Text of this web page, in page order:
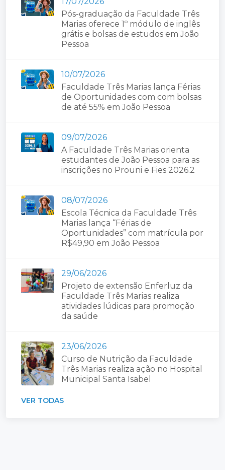
Pós-graduação da Faculdade Três
Marias oferece 1º módulo de inglês
grátis e bolsas de estudos em João
Pessoa
10/07/2026
Faculdade Três Marias lança Férias
de Oportunidades com com bolsas
de até 55% em João Pessoa
09/07/2026
A Faculdade Três Marias orienta
estudantes de João Pessoa para as
inscrições no Prouni e Fies 2026.2
08/07/2026
Escola Técnica da Faculdade Três
Marias lança “Férias de
Oportunidades” com matrícula por
R$49,90 em João Pessoa
29/06/2026
Projeto de extensão Enferluz da
Faculdade Três Marias realiza
atividades lúdicas para promoção
da saúde
23/06/2026
Curso de Nutrição da Faculdade
Três Marias realiza ação no Hospital
Municipal Santa Isabel
VER TODAS